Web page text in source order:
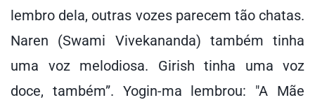
lembro dela, outras vozes parecem tão chatas.
Naren (Swami Vivekananda) também tinha
uma voz melodiosa. Girish tinha uma voz
doce, também”. Yogin-ma lembrou: "A Mãe